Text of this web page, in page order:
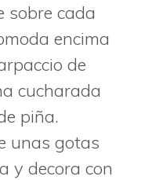
sobre cada
encima
de
cucharada
piña.
unas gotas
y decora con